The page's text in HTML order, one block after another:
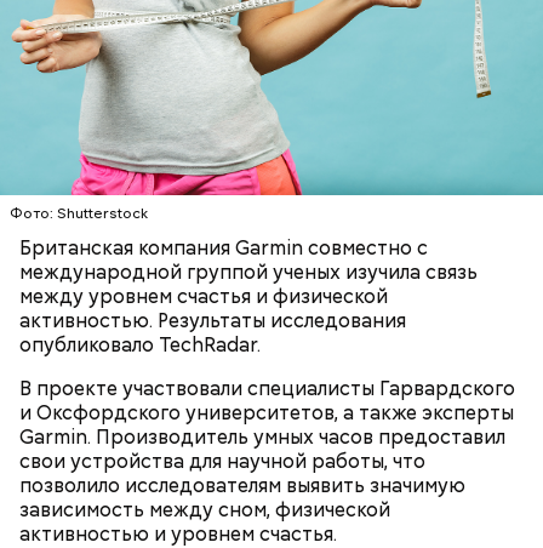
Фото: Shutterstock
Британская компания Garmin совместно с
международной группой ученых изучила связь
между уровнем счастья и физической
активностью. Результаты исследования
опубликовало TechRadar.
В проекте участвовали специалисты Гарвардского
и Оксфордского университетов, а также эксперты
Garmin. Производитель умных часов предоставил
свои устройства для научной работы, что
позволило исследователям выявить значимую
зависимость между сном, физической
активностью и уровнем счастья.
Ингредиенты:
Терапевт Кондрахин назвал
продукты и напитки, которые
выводят токсины из организма
Ранние плоды, по словам врача, лучше не есть:
Чистит сосуды и защищает от
рака: чем полезен кресс-салат